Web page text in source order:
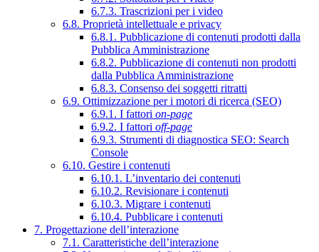
6.7.3. Trascrizioni per i video
6.8. Proprietà intellettuale e privacy
6.8.1. Pubblicazione di contenuti prodotti dalla
Pubblica Amministrazione
6.8.2. Pubblicazione di contenuti non prodotti
dalla Pubblica Amministrazione
6.8.3. Consenso dei soggetti ritratti
6.9. Ottimizzazione per i motori di ricerca (SEO)
6.9.1. I fattori on-page
6.9.2. I fattori off-page
6.9.3. Strumenti di diagnostica SEO: Search
Console
6.10. Gestire i contenuti
6.10.1. L’inventario dei contenuti
6.10.2. Revisionare i contenuti
6.10.3. Migrare i contenuti
6.10.4. Pubblicare i contenuti
7. Progettazione dell’interazione
7.1. Caratteristiche dell’interazione